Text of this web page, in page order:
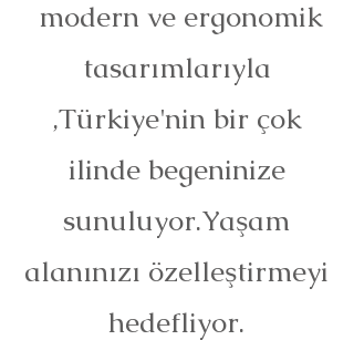
modern ve ergonomik
tasarımlarıyla
,Türkiye'nin bir çok
ilinde begeninize
sunuluyor.Yaşam
alanınızı özelleştirmeyi
hedefliyor.